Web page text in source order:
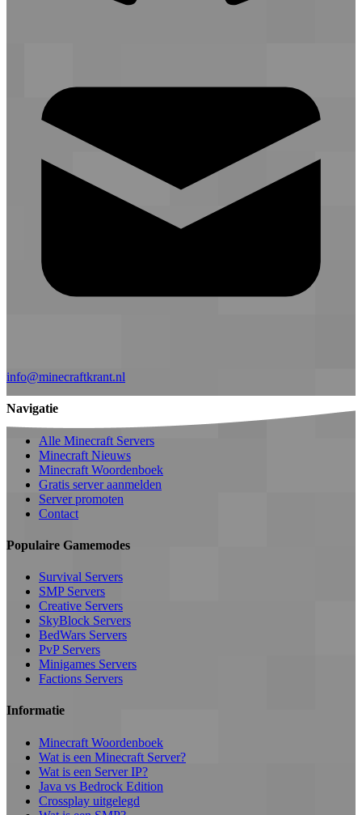
info@minecraftkrant.nl
Navigatie
Alle Minecraft Servers
Minecraft Nieuws
Minecraft Woordenboek
Gratis server aanmelden
Server promoten
Contact
Populaire Gamemodes
Survival Servers
SMP Servers
Creative Servers
SkyBlock Servers
BedWars Servers
PvP Servers
Minigames Servers
Factions Servers
Informatie
Minecraft Woordenboek
Wat is een Minecraft Server?
Wat is een Server IP?
Java vs Bedrock Edition
Crossplay uitgelegd